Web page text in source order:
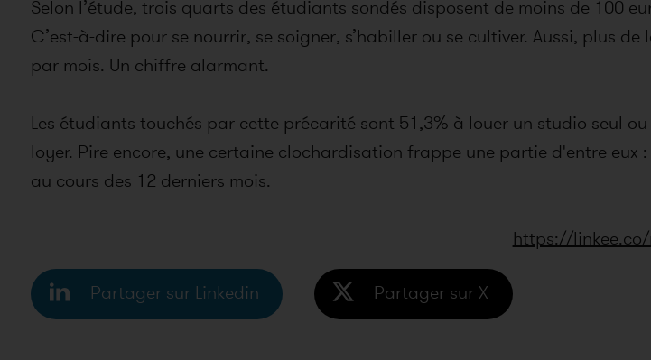
Selon l’étude, trois quarts des étudiants sondés disposent de moins de 100
C’est-à-dire pour se nourrir, se soigner, s’habiller ou se cultiver. Aussi, plus
par mois. Un chiffre alarmant.
Les étudiants touchés par cette précarité sont 51,3% à louer un studio seul
loyer. Pire encore, une certaine clochardisation frappe une partie d'entre
au cours des 12 derniers mois.
https://
Partager sur Linkedin Partager sur X